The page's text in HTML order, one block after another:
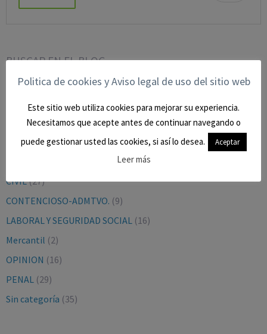
BUSCAR EN EL BLOG
CATEGORÍAS
CIVIL(27)
CONTENCIOSO-ADMTVO. (9)
LABORAL Y SEGURIDAD SOCIAL (16)
Mercantil (2)
OPINION (16)
PENAL (29)
Sin categoría (35)
Politica de cookies y Aviso legal de uso del sitio web
Este sitio web utiliza cookies para mejorar su experiencia.
Necesitamos que acepte antes de continuar navegando o
puede gestionar usted las cookies, si así lo desea.
Aceptar
Leer más